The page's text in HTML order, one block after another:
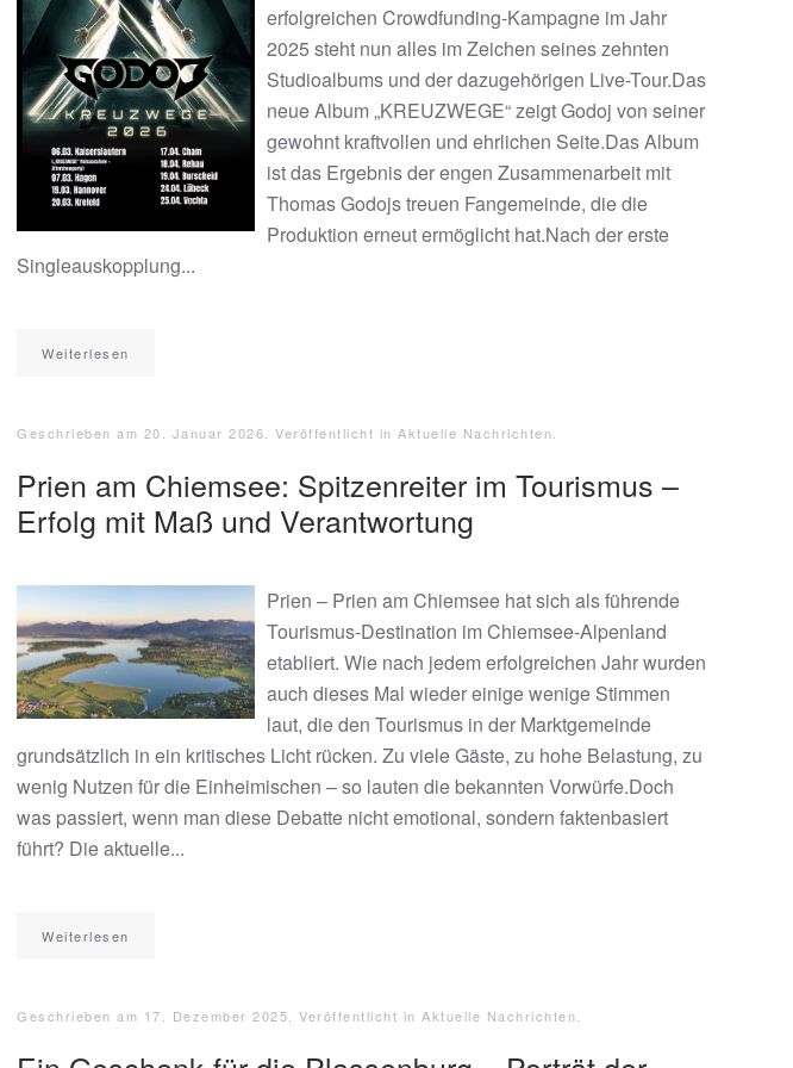
erfolgreichen Crowdfunding-Kampagne im Jahr
2025 steht nun alles im Zeichen seines zehnten
Studioalbums und der dazugehörigen Live-Tour.Das
neue Album „KREUZWEGE“ zeigt Godoj von seiner
gewohnt kraftvollen und ehrlichen Seite.Das Album
ist das Ergebnis der engen Zusammenarbeit mit
Thomas Godojs treuen Fangemeinde, die die
Produktion erneut ermöglicht hat.Nach der erste
Singleauskopplung...
Weiterlesen
Geschrieben am 20. Januar 2026 . Veröffentlicht in Aktuelle Nachrichten
Prien am Chiemsee: Spitzenreiter im Tourismus –
Erfolg mit Maß und Verantwortung
Prien – Prien am Chiemsee hat sich als führende
Tourismus-Destination im Chiemsee-Alpenland
etabliert. Wie nach jedem erfolgreichen Jahr wurden
auch dieses Mal wieder einige wenige Stimmen
laut, die den Tourismus in der Marktgemeinde
grundsätzlich in ein kritisches Licht rücken. Zu viele Gäste, zu hohe Belastung, zu
wenig Nutzen für die Einheimischen – so lauten die bekannten Vorwürfe.Doch
was passiert, wenn man diese Debatte nicht emotional, sondern faktenbasiert
führt? Die aktuelle...
Weiterlesen
Geschrieben am 17. Dezember 2025 . Veröffentlicht in Aktuelle Nachrichten